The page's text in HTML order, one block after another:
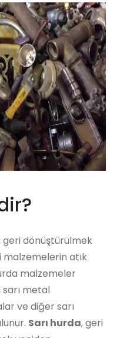
geri dönüştürülmek
atık
malzemeler
sarı metal
ve diğer sarı
Sarı hurda, geri